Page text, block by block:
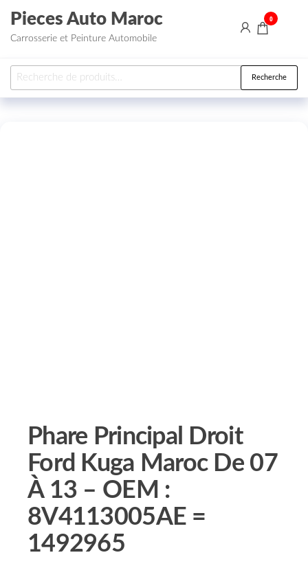
Aller au contenu
Pieces Auto Maroc
Carrosserie et Peinture Automobile
0
Recherche pour : Recherche
Phare Principal Droit
Ford Kuga Maroc De 07
À 13 – OEM :
8V4113005AE =
1492965